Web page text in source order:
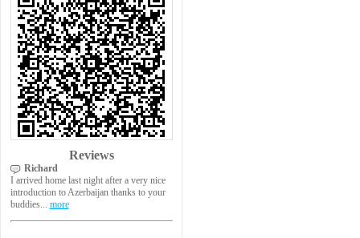
Reviews
Richard
I arrived home last night after a very nice
introduction to Azerbaijan thanks to your
buddies... more